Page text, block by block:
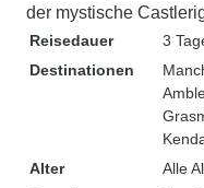
der mystische
Reisedauer
3
Destinationen
Alter
Alle